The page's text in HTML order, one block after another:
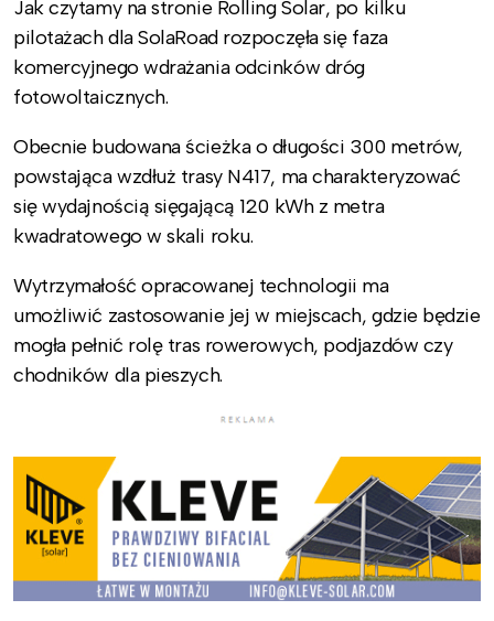
Jak czytamy na stronie Rolling Solar, po kilku
pilotażach dla SolaRoad rozpoczęła się faza
komercyjnego wdrażania odcinków dróg
fotowoltaicznych.
Obecnie budowana ścieżka o długości 300 metrów,
powstająca wzdłuż trasy N417, ma charakteryzować
się wydajnością sięgającą 120 kWh z metra
kwadratowego w skali roku.
Wytrzymałość opracowanej technologii ma
umożliwić zastosowanie jej w miejscach, gdzie będzie
mogła pełnić rolę tras rowerowych, podjazdów czy
chodników dla pieszych.